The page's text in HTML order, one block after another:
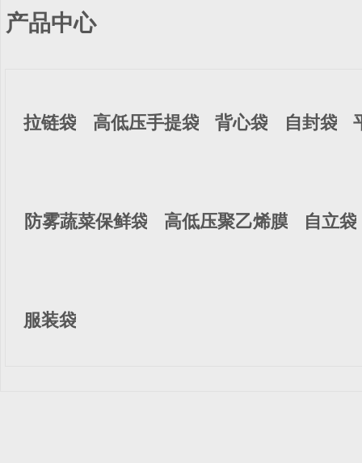
产品中心
拉链袋 高低压手提袋 背心袋 自封袋
防雾蔬菜保鲜袋 高低压聚乙烯膜 自立袋
服装袋